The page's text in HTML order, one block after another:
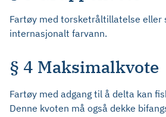
Fartøy med torsketråltillatelse eller
internasjonalt farvann.
§ 4 Maksimalkvote
Fartøy med adgang til å delta kan
Denne kvoten må også dekke